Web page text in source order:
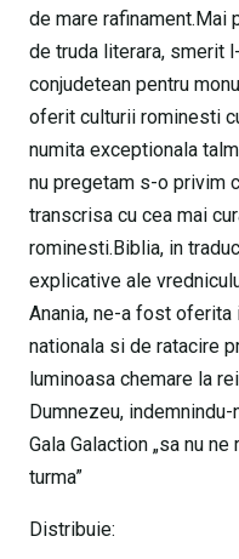
de mare
de truda literara, smerit
conjudetean pentru
oferit culturii rominesti
numita exceptionala
nu pregetam s-o privim
transcrisa cu cea mai
rominesti.Biblia, in
explicative ale
Anania, ne-a fost
nationala si de ratacire
luminoasa chemare la
Dumnezeu,
Gala Galaction „sa nu
turma”
Distribuie: